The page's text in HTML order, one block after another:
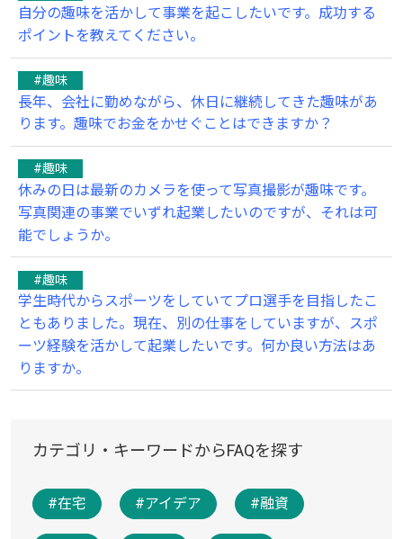
自分の趣味を活かして事業を起こしたいです。成功する
ポイントを教えてください。
#趣味
長年、会社に勤めながら、休日に継続してきた趣味があ
ります。趣味でお金をかせぐことはできますか？
#趣味
休みの日は最新のカメラを使って写真撮影が趣味です。
写真関連の事業でいずれ起業したいのですが、それは可
能でしょうか。
#趣味
学生時代からスポーツをしていてプロ選手を目指したこ
ともありました。現在、別の仕事をしていますが、スポ
ーツ経験を活かして起業したいです。何か良い方法はあ
りますか。
カテゴリ・キーワードからFAQを探す
#在宅 #アイデア #融資